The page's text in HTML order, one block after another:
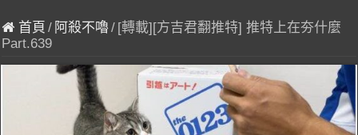
首頁 / 阿殺不嚕/ [轉載][方吉君翻推特] 推特上在夯什麼
Part.639